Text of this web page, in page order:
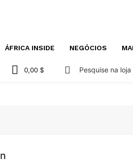
ÁFRICA INSIDE NEGÓCIOS
0,00 $ Pesquise na loja